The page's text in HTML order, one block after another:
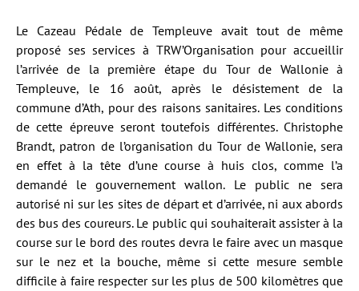
Le Cazeau Pédale de Templeuve avait tout de même
proposé ses services à TRW’Organisation pour accueillir
l’arrivée de la première étape du Tour de Wallonie à
Templeuve, le 16 août, après le désistement de la
commune d’Ath, pour des raisons sanitaires. Les conditions
de cette épreuve seront toutefois différentes. Christophe
Brandt, patron de l’organisation du Tour de Wallonie, sera
en effet à la tête d’une course à huis clos, comme l’a
demandé le gouvernement wallon. Le public ne sera
autorisé ni sur les sites de départ et d’arrivée, ni aux abords
des bus des coureurs. Le public qui souhaiterait assister à la
course sur le bord des routes devra le faire avec un masque
sur le nez et la bouche, même si cette mesure semble
difficile à faire respecter sur les plus de 500 kilomètres que